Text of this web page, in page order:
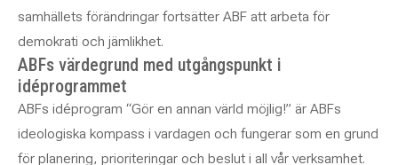
samhällets förändringar fortsätter ABF att arbeta för
demokrati och jämlikhet.
ABFs värdegrund med utgångspunkt i
idéprogrammet
ABFs idéprogram “Gör en annan värld möjlig!” är ABFs
ideologiska kompass i vardagen och fungerar som en grund
för planering, prioriteringar och beslut i all vår verksamhet.